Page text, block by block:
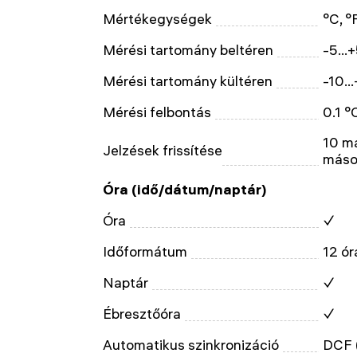
Mértékegységek
°C,
Mérési tartomány beltéren
-
Mérési tartomány kültéren
-
Mérési felbontás
0.1
Jelzések frissítése
10
Óra (idő/dátum/naptár)
Óra
✓
Időformátum
12
Naptár
✓
Ébresztőóra
✓
Automatikus szinkronizáció
DCF